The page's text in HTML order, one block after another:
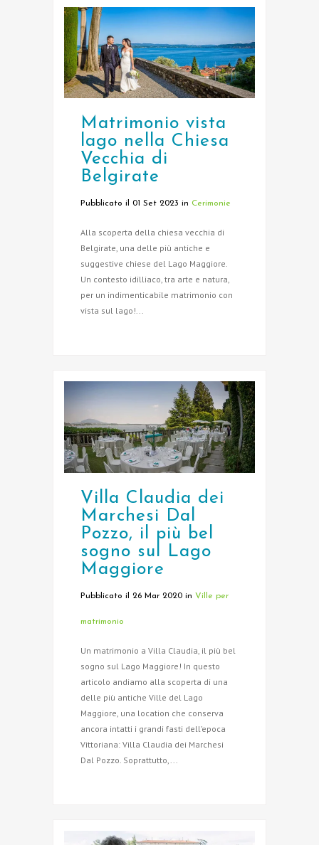
Matrimonio vista
lago nella Chiesa
Vecchia di
Belgirate
Pubblicato il 01 Set 2023 in Cerimonie
Alla scoperta della chiesa vecchia di
Belgirate, una delle più antiche e
suggestive chiese del Lago Maggiore.
Un contesto idilliaco, tra arte e natura,
per un indimenticabile matrimonio con
vista sul lago!...
Villa Claudia dei
Marchesi Dal
Pozzo, il più bel
sogno sul Lago
Maggiore
Pubblicato il 26 Mar 2020 in Ville per
matrimonio
Un matrimonio a Villa Claudia, il più bel
sogno sul Lago Maggiore! In questo
articolo andiamo alla scoperta di una
delle più antiche Ville del Lago
Maggiore, una location che conserva
ancora intatti i grandi fasti dell’epoca
Vittoriana: Villa Claudia dei Marchesi
Dal Pozzo. Soprattutto,...